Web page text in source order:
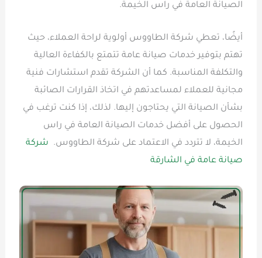
الصيانة العامة في راس الخيمة.
أيضًا، تعطي شركة الطاووس أولوية لراحة العملاء، حيث
تهتم بتوفير خدمات صيانة عامة تتمتع بالكفاءة العالية
والتكلفة المناسبة. كما أن الشركة تقدم استشارات فنية
مجانية للعملاء لمساعدتهم في اتخاذ القرارات الصائبة
بشأن الصيانة التي يحتاجون إليها. لذلك، إذا كنت ترغب في
الحصول على أفضل خدمات الصيانة العامة في راس
الخيمة، لا تتردد في الاعتماد على شركة الطاووس. شركة
صيانة عامة في الشارقة